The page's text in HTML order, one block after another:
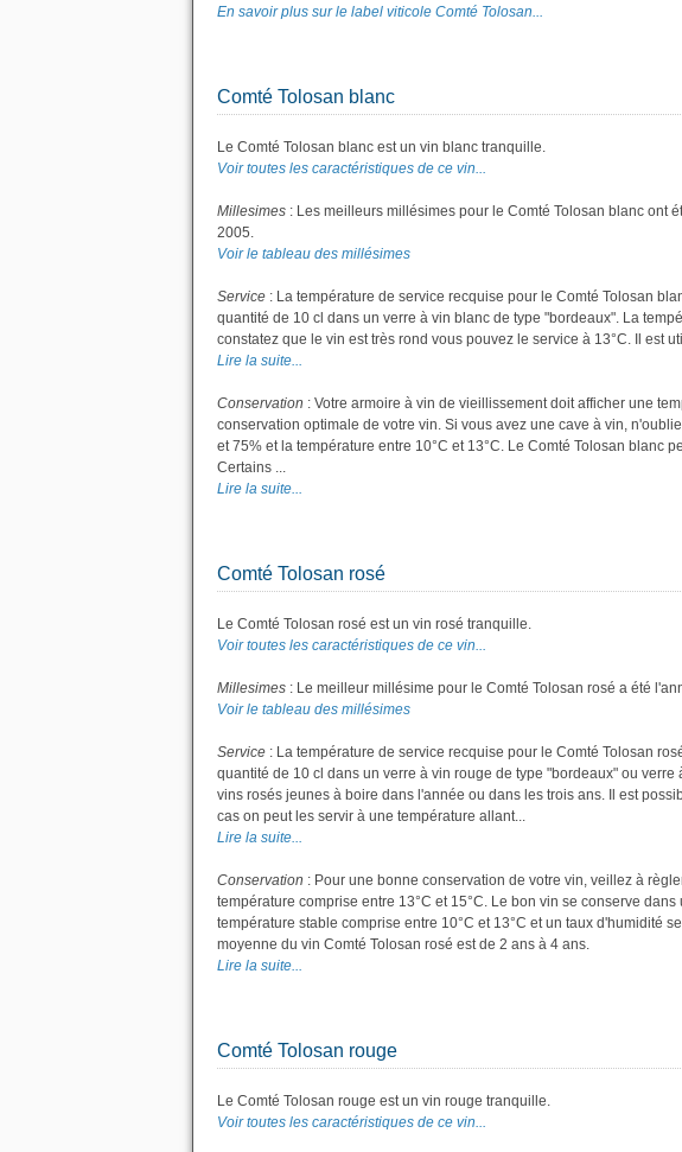
En savoir plus sur le label viticole Comté Tolosan...
Comté Tolosan blanc
Le Comté Tolosan blanc est un vin blanc tranquille.
Voir toutes les caractéristiques de ce vin...
Millesimes : Les meilleurs millésimes pour le Comté Tolosan blanc ont
2005.
Voir le tableau des millésimes
Service : La température de service recquise pour le Comté Tolosan
quantité de 10 cl dans un verre à vin blanc de type "bordeaux". La
constatez que le vin est très rond vous pouvez le service à 13°C. Il est
Lire la suite...
Conservation : Votre armoire à vin de vieillissement doit afficher une
conservation optimale de votre vin. Si vous avez une cave à vin,
et 75% et la température entre 10°C et 13°C. Le Comté Tolosan blanc
Certains ...
Lire la suite...
Comté Tolosan rosé
Le Comté Tolosan rosé est un vin rosé tranquille.
Voir toutes les caractéristiques de ce vin...
Millesimes : Le meilleur millésime pour le Comté Tolosan rosé a été
Voir le tableau des millésimes
Service : La température de service recquise pour le Comté Tolosan
quantité de 10 cl dans un verre à vin rouge de type "bordeaux" ou
vins rosés jeunes à boire dans l'année ou dans les trois ans. Il est
cas on peut les servir à une température allant...
Lire la suite...
Conservation : Pour une bonne conservation de votre vin, veillez à
température comprise entre 13°C et 15°C. Le bon vin se conserve
température stable comprise entre 10°C et 13°C et un taux d'humidité
moyenne du vin Comté Tolosan rosé est de 2 ans à 4 ans.
Lire la suite...
Comté Tolosan rouge
Le Comté Tolosan rouge est un vin rouge tranquille.
Voir toutes les caractéristiques de ce vin...